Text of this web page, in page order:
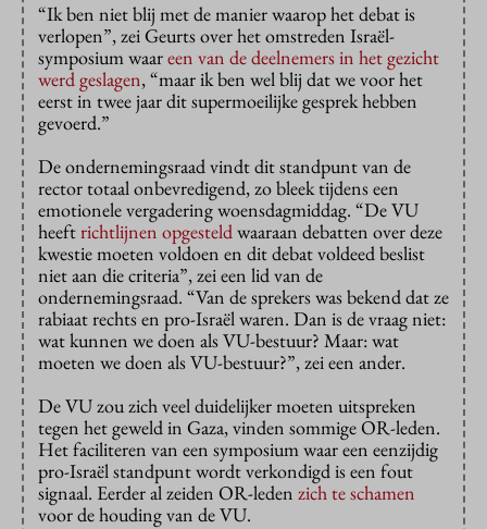
“Ik ben niet blij met de manier waarop het debat is
verlopen”, zei Geurts over het omstreden Israël-
symposium waareen van de deelnemers in het gezicht
werd geslagen, “maar ik ben wel blij dat we voor het
eerst in twee jaar dit supermoeilijke gesprek hebben
gevoerd.”
De ondernemingsraad vindt dit standpunt van de
rector totaal onbevredigend, zo bleek tijdens een
emotionele vergadering woensdagmiddag. “De VU
heeftrichtlijnen opgesteldwaaraan debatten over deze
kwestie moeten voldoen en dit debat voldeed beslist
niet aan die criteria”, zei een lid van de
ondernemingsraad. “Van de sprekers was bekend dat ze
rabiaat rechts en pro-Israël waren. Dan is de vraag niet:
wat kunnen we doen als VU-bestuur? Maar: wat
moeten we doen als VU-bestuur?”, zei een ander.
De VU zou zich veel duidelijker moeten uitspreken
tegen het geweld in Gaza, vinden sommige OR-leden.
Het faciliteren van een symposium waar een eenzijdig
pro-Israël standpunt wordt verkondigd is een fout
signaal. Eerder al zeiden OR-leden zich te schamen
voor de houding van de VU.